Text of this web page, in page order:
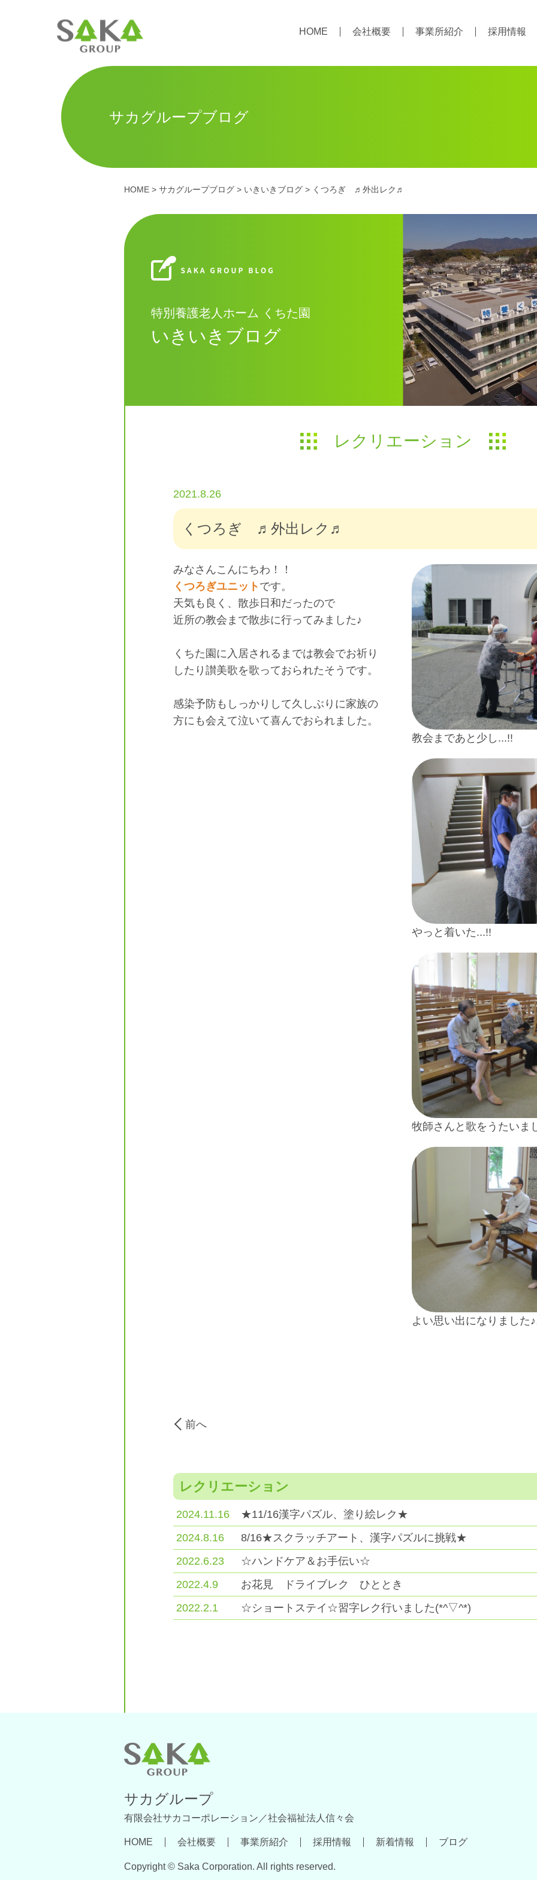
HOME 会社概要 事業所紹介 採用情報
サカグループブログ
HOME > サカグループブログ > いきいきブログ > くつろぎ ♬外出レク♬
特別養護老人ホーム くちた園
いきいきブログ
レクリエーション
2021.8.26
くつろぎ ♬外出レク♬
みなさんこんにちわ！！
くつろぎユニット です。
天気も良く、散歩日和だったので
近所の教会まで散歩に行ってみました♪
くちた園に入居されるまでは教会でお祈り
したり讃美歌を歌っておられたそうです。
感染予防もしっかりして久しぶりに家族の
方にも会えて泣いて喜んでおられました。
教会まであと少し...!!
やっと着いた...!!
牧師さんと歌をうたいま
よい思い出になりました
前へ
レクリエーション
2024.11.16
★11/16漢字パズル、塗り絵レク★
2024.8.16
8/16★スクラッチアート、漢字パズルに挑戦★
2022.6.23
☆ハンドケア＆お手伝い☆
2022.4.9
お花見 ドライブレク ひととき
2022.2.1
☆ショートステイ☆習字レク行いました(*^▽^*)
サカグループ
有限会社サカコーポレーション／社会福祉法人信々会
HOME 会社概要 事業所紹介 採用情報 新着情報 ブログ
Copyright © Saka Corporation. All rights reserved.